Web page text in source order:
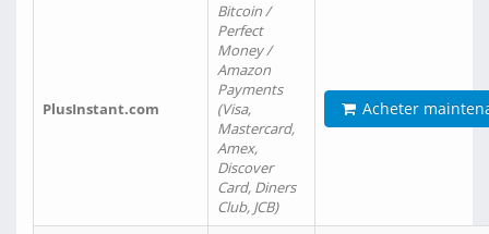
PlusInstant.com
Bitcoin /
Perfect
Money /
Amazon
Payments
(Visa,
Mastercard,
Amex,
Discover
Card, Diners
Club, JCB)
Acheter